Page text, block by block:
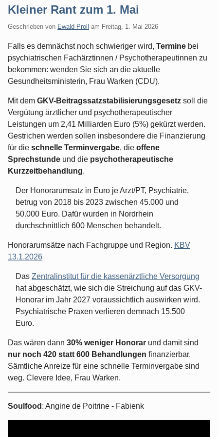
Kleiner Rant zum 1. Mai
Geschrieben von Ewald Proll am Freitag, 1. Mai 2026
Falls es demnächst noch schwieriger wird, Termine bei
psychiatrischen Fachärztinnen / Psychotherapeutinnen zu
bekommen: wenden Sie sich an die aktuelle
Gesundheitsministerin, Frau Warken (CDU).
Mit dem GKV-Beitragssatzstabilisierungsgesetz soll die
Vergütung ärztlicher und psychotherapeutischer
Leistungen um 2,41 Milliarden Euro (5%) gekürzt werden.
Gestrichen werden sollen insbesondere die Finanzierung
für die schnelle Terminvergabe, die offene
Sprechstunde und die psychotherapeutische
Kurzzeitbehandlung.
Der Honorarumsatz in Euro je Arzt/PT, Psychiatrie,
betrug von 2018 bis 2023 zwischen 45.000 und
50.000 Euro. Dafür wurden in Nordrhein
durchschnittlich 600 Menschen behandelt.
Honorarumsätze nach Fachgruppe und Region. KBV
13.1.2026
Das Zentralinstitut für die kassenärztliche Versorgung
hat abgeschätzt, wie sich die Streichung auf das GKV-
Honorar im Jahr 2027 voraussichtlich auswirken wird.
Psychiatrische Praxen verlieren demnach 15.500
Euro.
Das wären dann 30% weniger Honorar und damit sind
nur noch 420 statt 600 Behandlungen finanzierbar.
Sämtliche Anreize für eine schnelle Terminvergabe sind
weg. Clevere Idee, Frau Warken.
Soulfood : Angine de Poitrine - Fabienk